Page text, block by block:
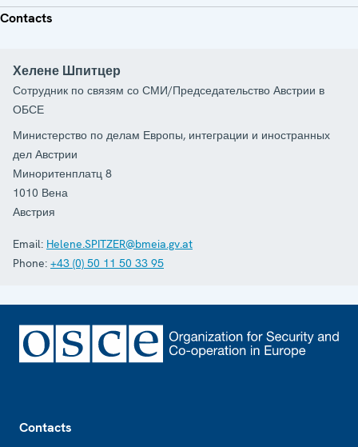
Contacts
Хелене Шпитцер
Сотрудник по связям со СМИ/Председательство Австрии в
ОБСЕ
Министерство по делам Европы, интеграции и иностранных
дел Австрии
Миноритенплатц 8
1010 Вена
Австрия
Email: Helene.SPITZER@bmeia.gv.at
Phone: +43 (0) 50 11 50 33 95
Contacts